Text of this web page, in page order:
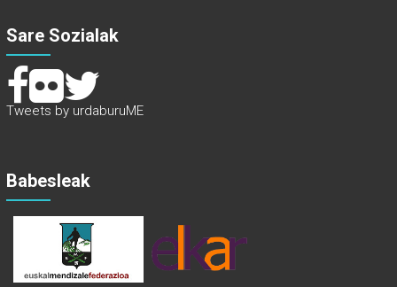
Sare Sozialak
Tweets by urdaburuME
Babesleak